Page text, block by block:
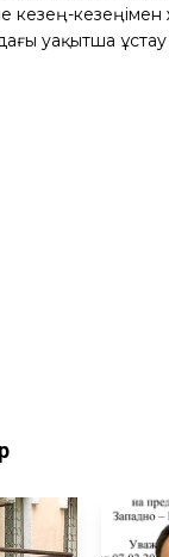
кезеңімен
уақытша